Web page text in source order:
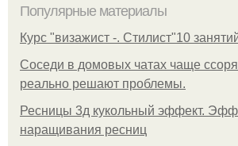
Популярные материалы
Курс "визажист -. Стилист"10
Соседи в домовых чатах чаще
реально решают проблемы.
Ресницы 3д кукольный эффект.
наращивания ресниц